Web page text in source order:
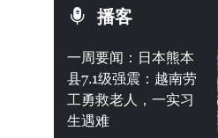
播客
一周要闻：日本熊本
县7.1级强震：越南劳
工勇救老人，一实习
生遇难